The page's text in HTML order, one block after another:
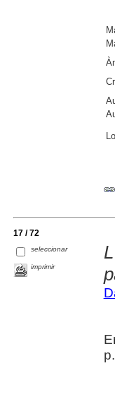
17 / 72
seleccionar
imprimir